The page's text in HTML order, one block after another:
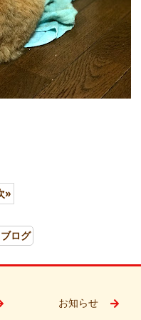
»
ログ
お知らせ